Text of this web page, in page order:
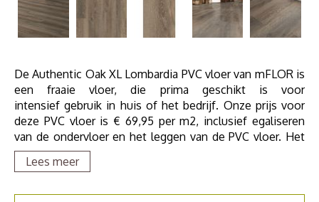
De Authentic Oak XL Lombardia PVC vloer van mFLOR is
een fraaie vloer, die prima geschikt is voor
intensief gebruik in huis of het bedrijf. Onze prijs voor
deze PVC vloer is € 69,95 per m2, inclusief egaliseren
van de ondervloer en het leggen van de PVC vloer. Het
heeft alle voordelen van mFLOR PVC vloeren en is prima
te combineren met vloerverwarming.
Bestel een PVC staal om thuis te bekijken, vraag een
Lees meer